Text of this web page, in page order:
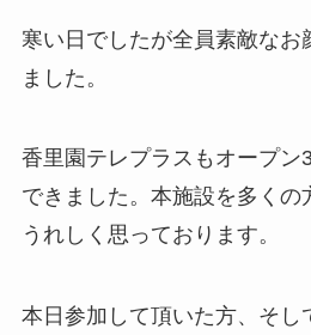
寒い日でしたが全員素敵なお
ました。
香里園テレプラスもオープン
できました。本施設を多くの
うれしく思っております。
本日参加して頂いた方、そし